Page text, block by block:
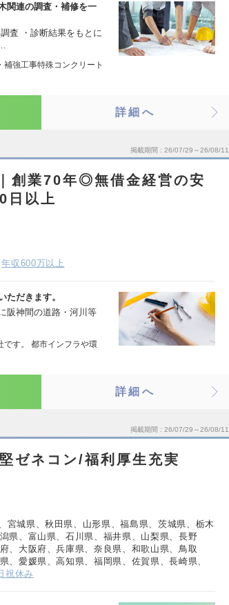
関連の調査・補修を一
査 ・診断結果をもとに
強工事特殊コンクリート
詳細へ
掲載期間 26/07/29～26/08/11
創業70年◎無借金経営の安
日以上
年収600万以上
だきます。
阪神間の道路・河川等
です。 都市インフラや環
詳細へ
掲載期間 26/07/29～26/08/11
ゼネコン/福利厚生充実
宮城県、秋田県、山形県、福島県、茨城県、栃木
県、富山県、石川県、福井県、山梨県、長野
、大阪府、兵庫県、奈良県、和歌山県、鳥取
、愛媛県、高知県、福岡県、佐賀県、長崎県、
祝休み